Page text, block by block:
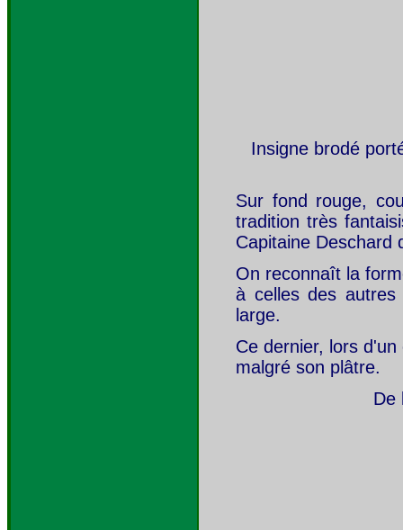
Insigne brodé
Sur fond rouge,
tradition très
Capitaine Deschard
On reconnaît la
à celles des
large.
Ce dernier, lors
malgré son plâtre.
De